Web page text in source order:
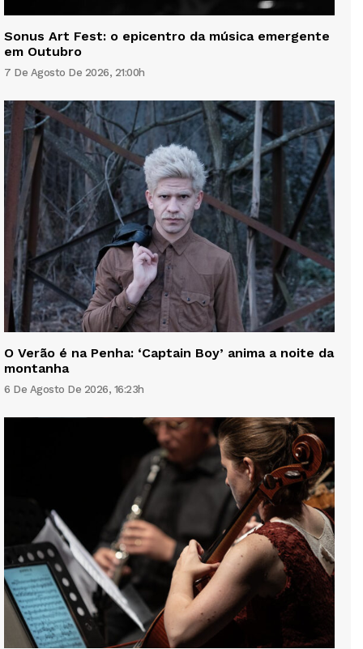
Sonus Art Fest: o epicentro da música emergente
em Outubro
7 De Agosto De 2026, 21:00h
O Verão é na Penha: ‘Captain Boy’ anima a noite da
montanha
6 De Agosto De 2026, 16:23h